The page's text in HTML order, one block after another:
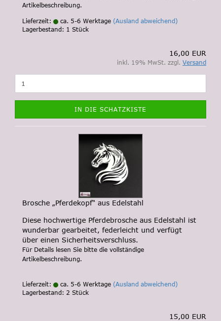
Artikelbeschreibung.
Lieferzeit: ca. 5-6 Werktage (Ausland abweichend)
Lagerbestand: 1 Stück
16,00 EUR
inkl. 19% MwSt. zzgl. Versand
IN DIE SCHATZKISTE
Brosche „Pferdekopf“ aus Edelstahl
Diese hochwertige Pferdebrosche aus Edelstahl ist
wunderbar gearbeitet, federleicht und verfügt
über einen Sicherheitsverschluss.
Für Details lesen Sie bitte die vollständige
Artikelbeschreibung.
Lieferzeit: ca. 5-6 Werktage (Ausland abweichend)
Lagerbestand: 2 Stück
15,00 EUR